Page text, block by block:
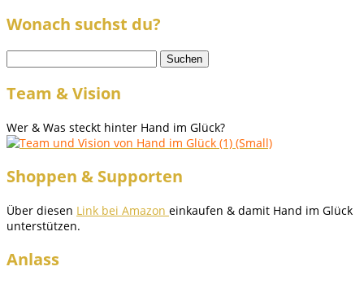
Wonach suchst du?
nach:
Team & Vision
Wer & Was steckt hinter Hand im Glück?
Shoppen & Supporten
Über diesen Link bei Amazon einkaufen & damit Hand im Glück
unterstützen.
Anlass